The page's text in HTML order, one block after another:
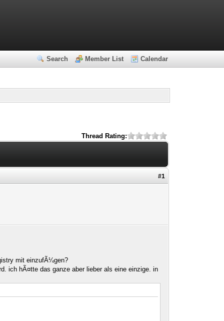
Search Member List Calendar
Thread Rating:
#1
mit einzufÃ¼gen?
ich hÃ¤tte das ganze aber lieber als eine einzige. in